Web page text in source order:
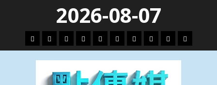
content
2026-08-07
頭
條
財
經
地
方.
會
文
教.
技
專
題
娛
樂
劇
政
治
國
際
運
動
生
活